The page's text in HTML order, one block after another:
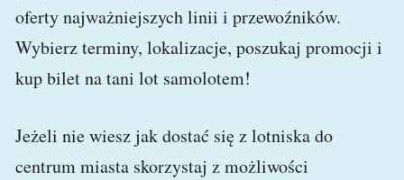
oferty najważniejszych linii i przewoźników.
Wybierz terminy, lokalizacje, poszukaj promocji i
kup bilet na tani lot samolotem!
Jeżeli nie wiesz jak dostać się z lotniska do
centrum miasta skorzystaj z możliwości